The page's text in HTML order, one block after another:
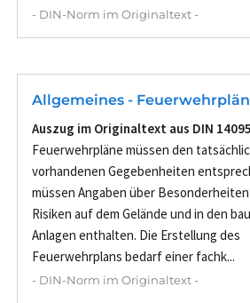
- DIN-Norm im Originaltext -
Allgemeines -
Auszug im Originaltext aus DIN
Feuerwehrpläne müssen den
vorhandenen Gegebenheiten
müssen Angaben über
Risiken auf dem Gelände und in den
Anlagen enthalten. Die Erstellung des
Feuerwehrplans bedarf einer fachk...
- DIN-Norm im Originaltext -